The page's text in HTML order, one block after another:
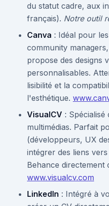
du statut cadre, aux
français). Notre outil
Canva : Idéal pour
community
propose des designs
personnalisables.
lisibilité et la
l'esthétique.
VisualCV : Spécialisé
multimédias. Parfait
(développeurs, UX
intégrer des liens
Behance directement
www.visualcv.com
LinkedIn : Intégré à